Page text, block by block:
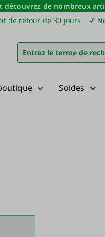
découvrez de nombreux
de retour de 30 jours ✔
Soldes